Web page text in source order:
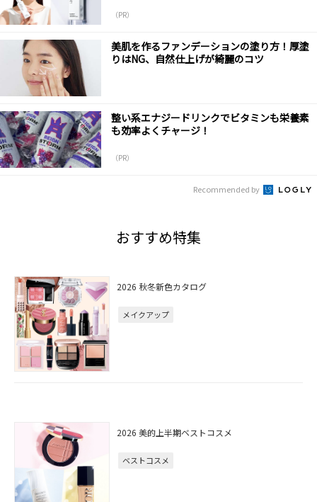
（PR）
美肌を作るファンデーションの塗り方！厚塗
りはNG、自然仕上げが綺麗のコツ
整い系エナジードリンクでビタミンも栄養素
も効率よくチャージ！
（PR）
Recommended by
おすすめ特集
2026 秋冬新色カタログ
メイクアップ
2026 美的上半期ベストコスメ
ベストコスメ